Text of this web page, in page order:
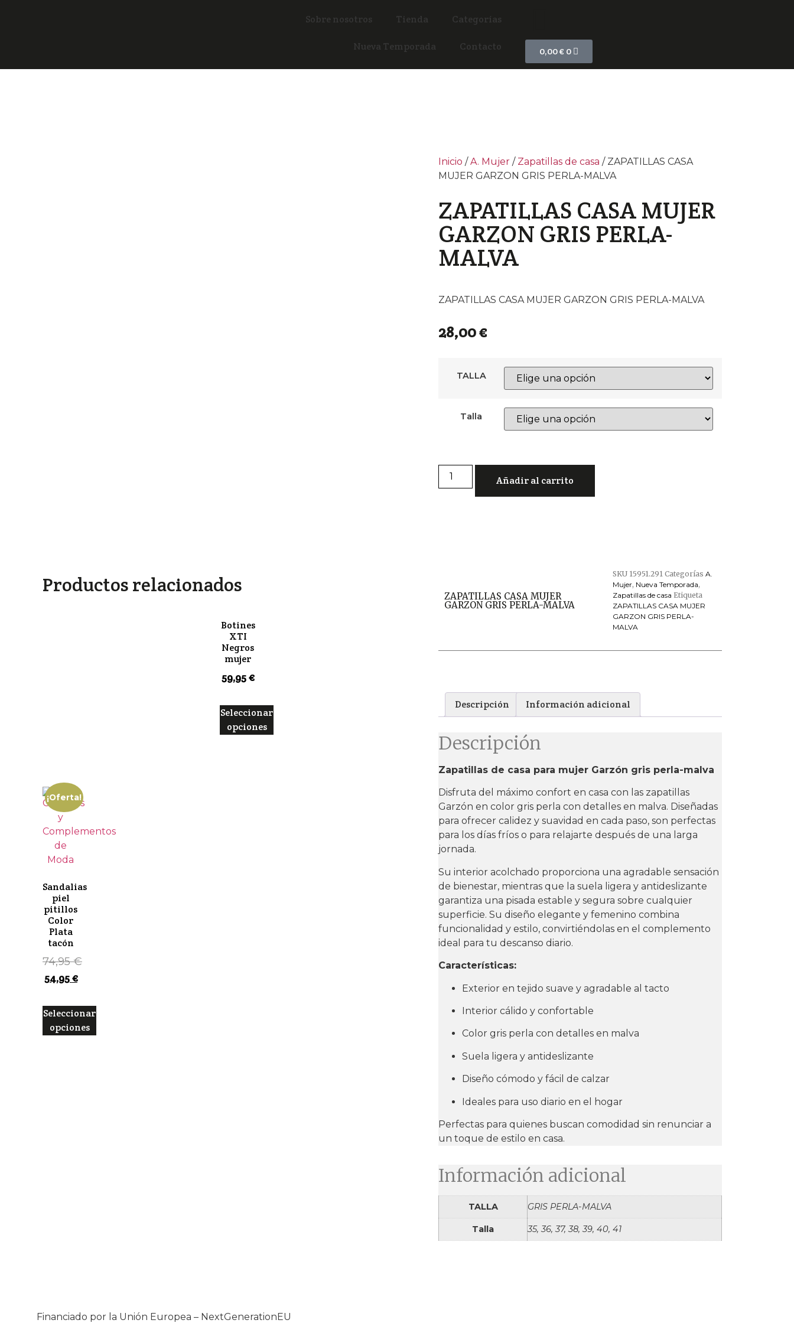
Sobre nosotros Tienda Categorías
Nueva Temporada Contacto 0,00€ 0
Inicio /A. Mujer / Zapatillas de casa / ZAPATILLAS CASA
MUJER GARZON GRIS PERLA-MALVA
ZAPATILLAS CASA MUJER
GARZON GRIS PERLA-
MALVA
ZAPATILLAS CASA MUJER GARZON GRIS PERLA-MALVA
28,00€
TALLA
Talla
Añadir al carrito
Productos relacionados
Botines
XTI
Negros
mujer
59,95€
Seleccionar
opciones
¡Oferta!
Sandalias
piel
pitillos
Color
Plata
tacón
74,95€
54,95€
Seleccionar
opciones
ZAPATILLAS CASA MUJER
GARZON GRIS PERLA-MALVA
SKU 15951.291 Categorías A.
Mujer, Nueva Temporada,
Zapatillas de casa Etiqueta
ZAPATILLAS CASA MUJER
GARZON GRIS PERLA-
MALVA
Descripción Información adicional
Descripción
Zapatillas de casa para mujer Garzón gris perla-malva
Disfruta del máximo confort en casa con las zapatillas
Garzón en color gris perla con detalles en malva. Diseñadas
para ofrecer calidez y suavidad en cada paso, son perfectas
para los días fríos o para relajarte después de una larga
jornada.
Su interior acolchado proporciona una agradable sensación
de bienestar, mientras que la suela ligera y antideslizante
garantiza una pisada estable y segura sobre cualquier
superficie. Su diseño elegante y femenino combina
funcionalidad y estilo, convirtiéndolas en el complemento
ideal para tu descanso diario.
Características:
Exterior en tejido suave y agradable al tacto
Interior cálido y confortable
Color gris perla con detalles en malva
Suela ligera y antideslizante
Diseño cómodo y fácil de calzar
Ideales para uso diario en el hogar
Perfectas para quienes buscan comodidad sin renunciar a
un toque de estilo en casa.
Información adicional
TALLA GRIS PERLA-MALVA
Talla 35, 36, 37, 38, 39, 40, 41
Financiado por la Unión Europea – NextGenerationEU